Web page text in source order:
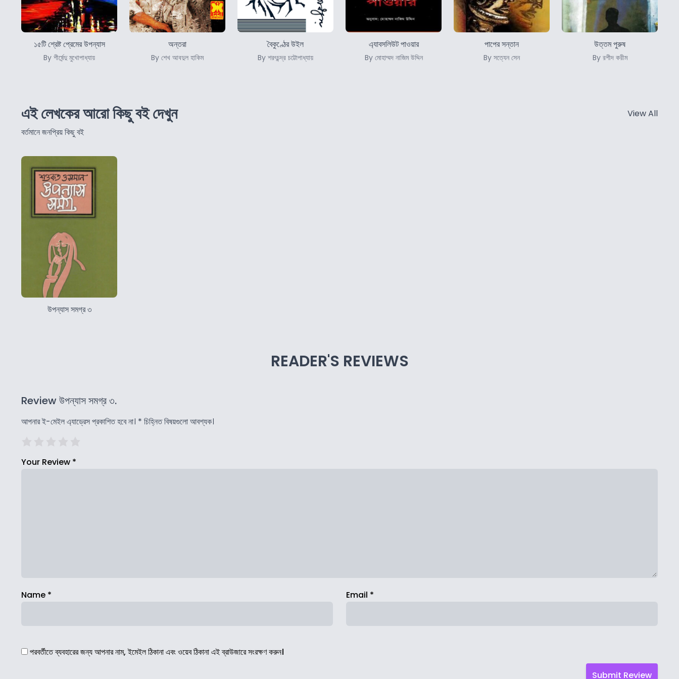
১৫টি শ্রেষ্ট প্রেমের উপন্যাস
By শীর্ষেন্দু মুখোপাধ্যায়
অন্তরা
By শেখ আবদুল হাকিম
বৈকুণ্ঠের উইল
By শরৎচন্দ্র চট্টোপাধ্যায়
এ্যাবসলিউট পাওয়ার
By মোহাম্মদ নাজিম উদ্দিন
পাপের সন্তান
By সত্যেন সেন
উত্তম পুরুষ
By রশীদ করীম
এই লেখকের আরো কিছু বই দেখুন
বর্তমানে জনপ্রিয় কিছু বই
View All
উপন্যাস সমগ্র ৩
READER'S REVIEWS
Review উপন্যাস সমগ্র ৩.
আপনার ই-মেইল এ্যাড্রেস প্রকাশিত হবে না। * চিহ্নিত বিষয়গুলো আবশ্যক।
Your Review *
Name * Email *
পরবর্তীতে ব্যবহারের জন্য আপনার নাম, ইমেইল ঠিকানা এবং ওয়েব ঠিকানা এই ব্রাউজারে সংরক্ষণ করুন।